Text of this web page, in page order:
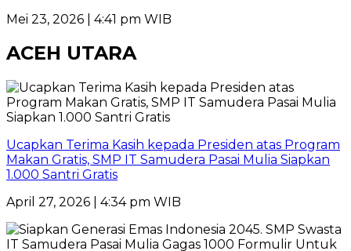
Mei 23, 2026 | 4:41 pm WIB
ACEH UTARA
Ucapkan Terima Kasih kepada Presiden atas Program
Makan Gratis, SMP IT Samudera Pasai Mulia Siapkan
1.000 Santri Gratis
April 27, 2026 | 4:34 pm WIB